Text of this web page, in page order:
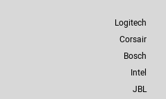
Logitech
Corsair
Bosch
Intel
JBL